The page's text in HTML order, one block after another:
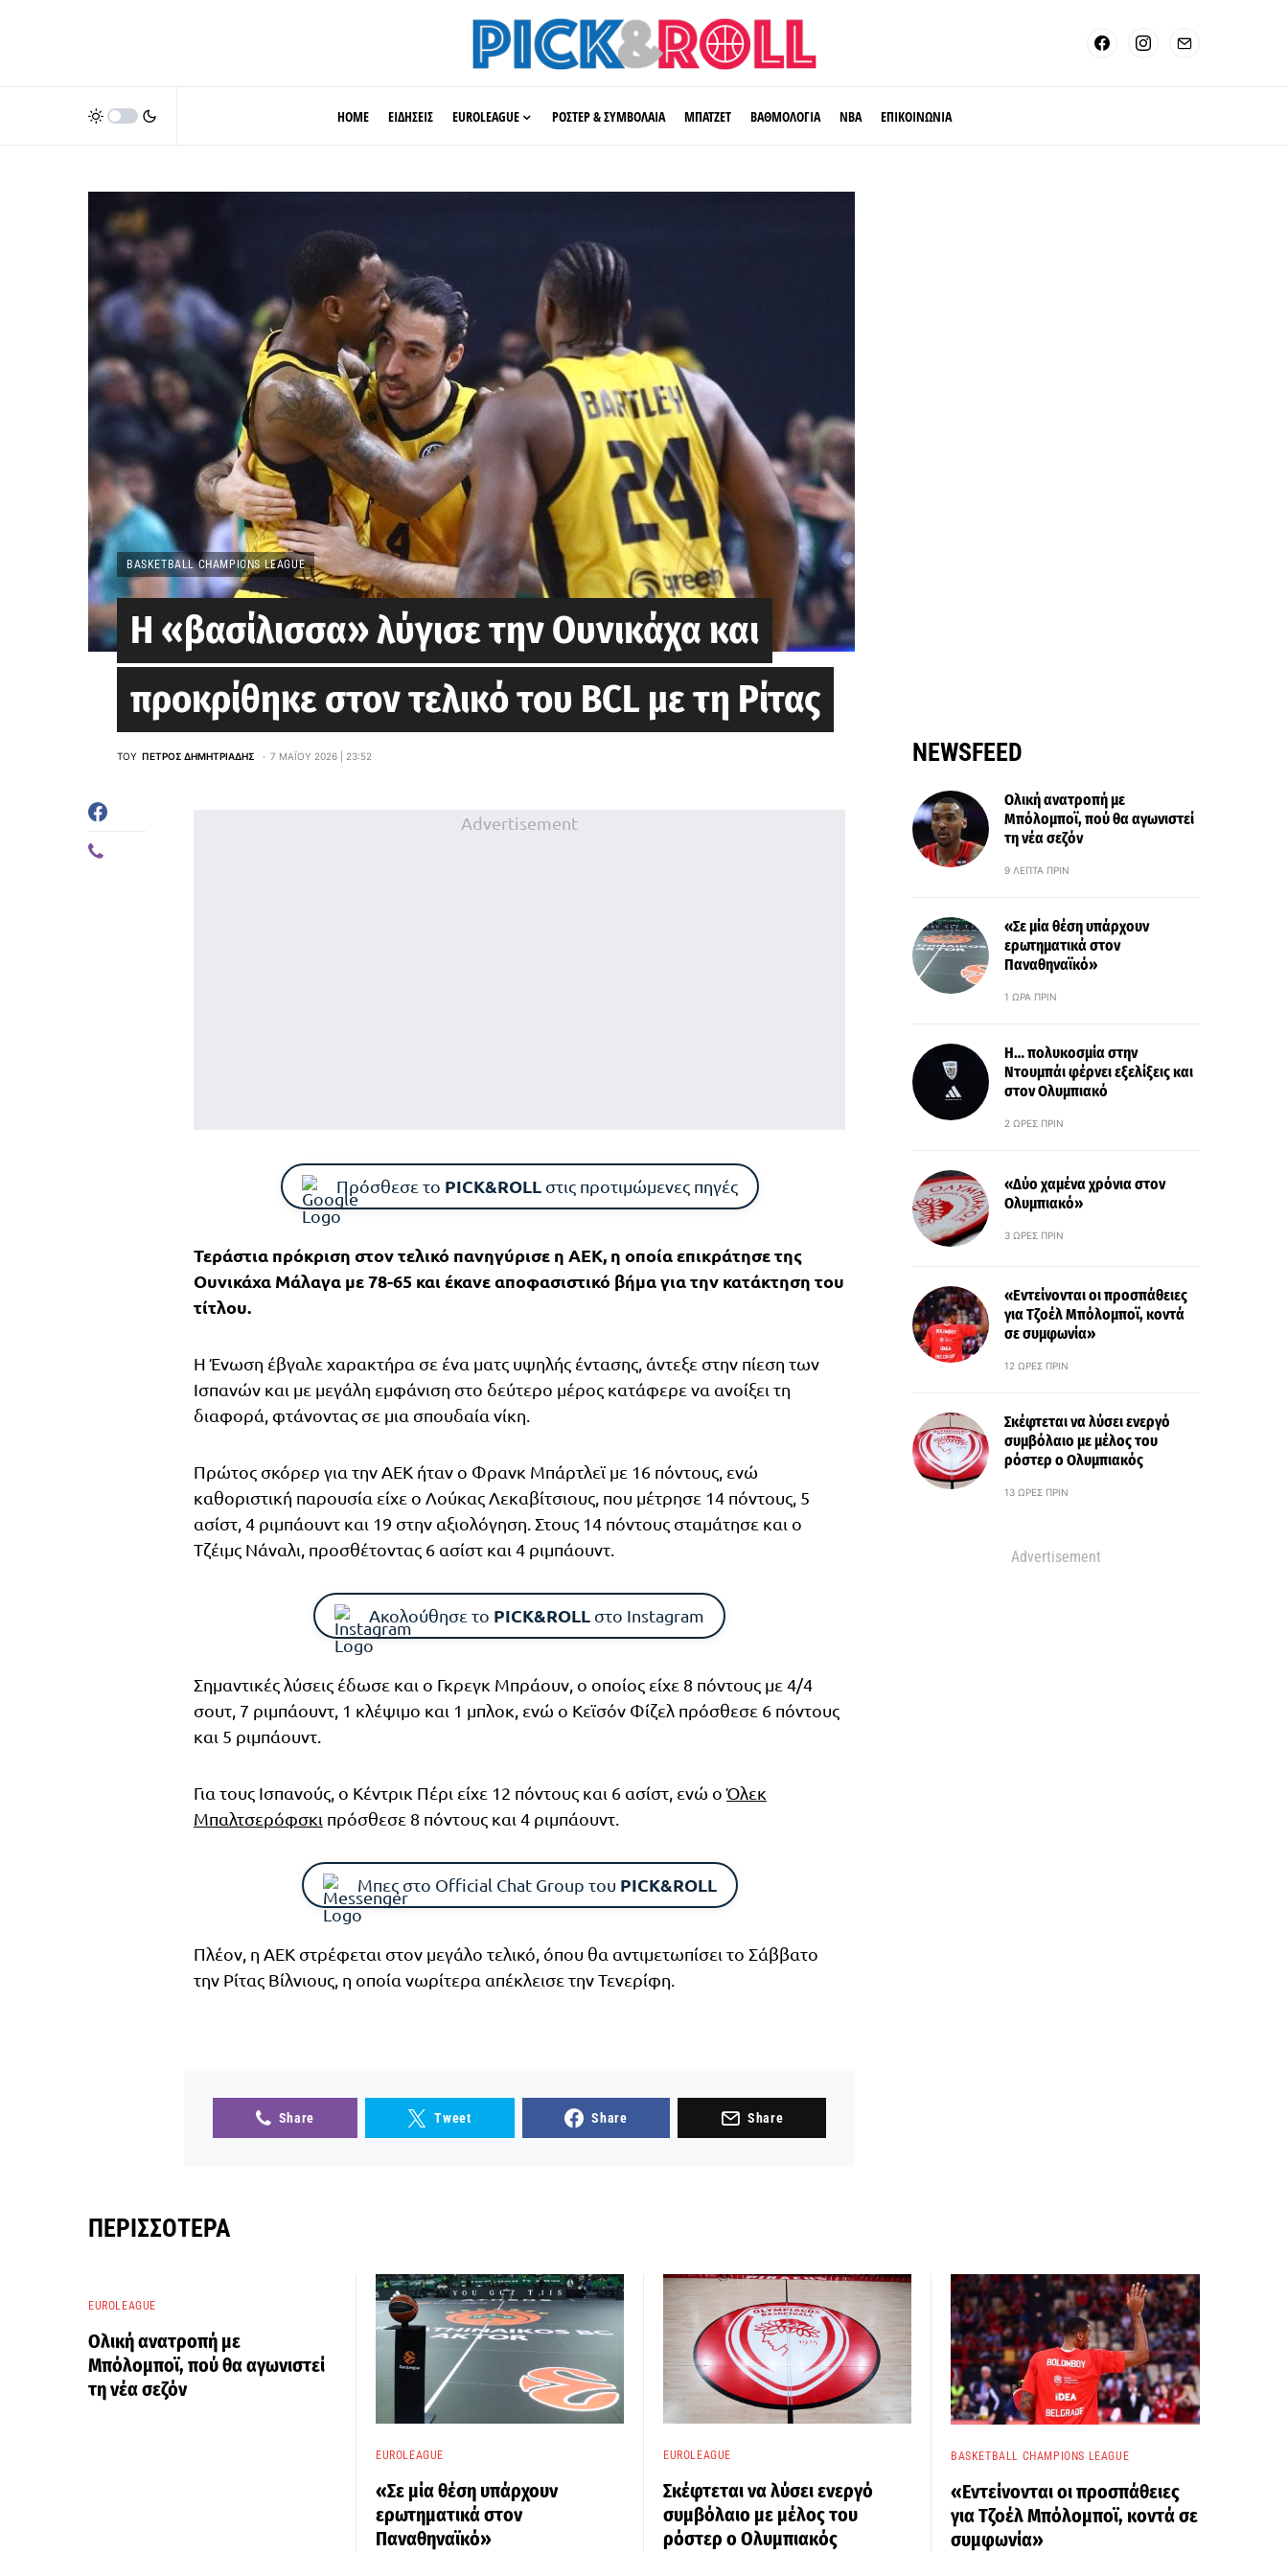
HOME ΕΙΔΗΣΕΙΣ EUROLEAGUE ΡΟΣΤΕΡ & ΣΥΜΒΟΛΑΙΑ ΜΠΑΤΖΕΤ ΒΑΘΜΟΛΟΓΙΑ ΝΒΑ ΕΠΙΚΟΙΝΩΝΙΑ
BASKETBALL CHAMPIONS LEAGUE
Η «βασίλισσα» λύγισε την Ουνικάχα και
προκρίθηκε στον τελικό του BCL με τη Ρίτας
ΤΟΥ ΠΈΤΡΟΣ ΔΗΜΗΤΡΙΆΔΗΣ 7 ΜΑΪ́ΟΥ 2026 | 23:52
Advertisement
Πρόσθεσε το PICK&ROLLστις προτιμώμενες πηγές
Τεράστια πρόκριση στον τελικό πανηγύρισε η ΑΕΚ, η οποία επικράτησε της
Ουνικάχα Μάλαγα με 78-65 και έκανε αποφασιστικό βήμα για την κατάκτηση του
τίτλου.
Η Ένωση έβγαλε χαρακτήρα σε ένα ματς υψηλής έντασης, άντεξε στην πίεση των
Ισπανών και με μεγάλη εμφάνιση στο δεύτερο μέρος κατάφερε να ανοίξει τη
διαφορά, φτάνοντας σε μια σπουδαία νίκη.
Πρώτος σκόρερ για την ΑΕΚ ήταν ο Φρανκ Μπάρτλεϊ με 16 πόντους, ενώ
καθοριστική παρουσία είχε ο Λούκας Λεκαβίτσιους, που μέτρησε 14 πόντους, 5
ασίστ, 4 ριμπάουντ και 19 στην αξιολόγηση. Στους 14 πόντους σταμάτησε και ο
Τζέιμς Νάναλι, προσθέτοντας 6 ασίστ και 4 ριμπάουντ.
Ακολούθησε το PICK&ROLL στο Instagram
Σημαντικές λύσεις έδωσε και ο Γκρεγκ Μπράουν, ο οποίος είχε 8 πόντους με 4/4
σουτ, 7 ριμπάουντ, 1 κλέψιμο και 1 μπλοκ, ενώ ο Κεϊσόν Φίζελ πρόσθεσε 6 πόντους
και 5 ριμπάουντ.
Για τους Ισπανούς, ο Κέντρικ Πέρι είχε 12 πόντους και 6 ασίστ, ενώ οΌλεκ
Μπαλτσερόφσκι πρόσθεσε 8 πόντους και 4 ριμπάουντ.
Μπες στο Official Chat Group του PICK&ROLL
Πλέον, η ΑΕΚ στρέφεται στον μεγάλο τελικό, όπου θα αντιμετωπίσει το Σάββατο
την Ρίτας Βίλνιους, η οποία νωρίτερα απέκλεισε την Τενερίφη.
Share Tweet Share Share
NEWSFEED
Ολική ανατροπή με
Μπόλομποϊ, πού θα αγωνιστεί
τη νέα σεζόν
9 ΛΕΠΤΆ ΠΡΙΝ
«Σε μία θέση υπάρχουν
ερωτηματικά στον
Παναθηναϊκό»
1 ΏΡΑ ΠΡΙΝ
Η… πολυκοσμία στην
Ντουμπάι φέρνει εξελίξεις και
στον Ολυμπιακό
2 ΏΡΕΣ ΠΡΙΝ
«Δύο χαμένα χρόνια στον
Ολυμπιακό»
3 ΏΡΕΣ ΠΡΙΝ
«Εντείνονται οι προσπάθειες
για Τζοέλ Μπόλομποϊ, κοντά
σε συμφωνία»
12 ΏΡΕΣ ΠΡΙΝ
Σκέφτεται να λύσει ενεργό
συμβόλαιο με μέλος του
ρόστερ ο Ολυμπιακός
13 ΏΡΕΣ ΠΡΙΝ
Advertisement
ΠΕΡΙΣΣΌΤΕΡΑ
EUROLEAGUE
Ολική ανατροπή με
Μπόλομποϊ, πού θα αγωνιστεί
τη νέα σεζόν
EUROLEAGUE
«Σε μία θέση υπάρχουν
ερωτηματικά στον
Παναθηναϊκό»
EUROLEAGUE
Σκέφτεται να λύσει ενεργό
συμβόλαιο με μέλος του
ρόστερ ο Ολυμπιακός
BASKETBALL CHAMPIONS LEAGUE
«Εντείνονται οι προσπάθειες
για Τζοέλ Μπόλομποϊ, κοντά σε
συμφωνία»